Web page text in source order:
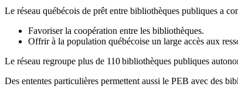
Le réseau québécois de prêt entre bibliothèques publiques a
Favoriser la coopération entre les bibliothèques.
Offrir à la population québécoise un large accès aux
Le réseau regroupe plus de 110bibliothèques publiques
Des ententes particulières permettent aussi le PEB avec des